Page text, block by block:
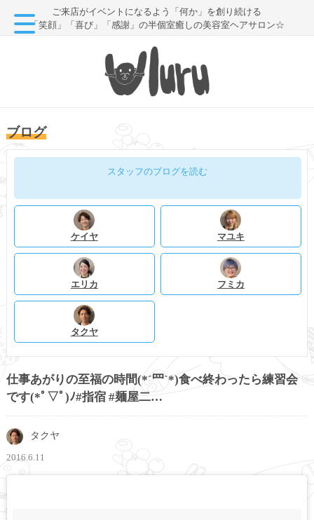
ご来店がイベントになるよう「何か」を創り続ける
「笑顔」「喜び」「感謝」の半個室癒しの美容室ヘアサロン☆
ブログ
スタッフのブログを読む
ケイヤ マユキ
エリカ フミカ
タクヤ
仕事あがりの至福の時間(*´罒`*)食べ終わったら練習会
です(*ﾟ▽ﾟ)ﾉ#指宿 #麺屋二…
タクヤ
2016.6.11